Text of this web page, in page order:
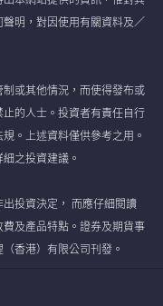
明，對因使用有關資料及／
或其他情況，而使得發布或
的人士。投資者有責任自行
。上述資料僅供參考之用。
之投資建議。
投資決定， 而應仔細閱讀
及產品特點。證券及期貨事
香港）有限公司刊發。